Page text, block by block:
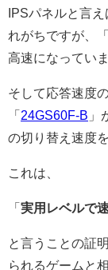
IPSパネルと言
れがちですが、「
高速になっていま
そして応答速度
「 24GS60F-B 」
の切り替え速度
これは、
「 実用レベルで
と言うことの証
られるゲームと